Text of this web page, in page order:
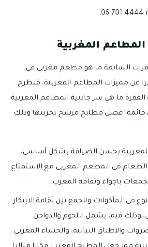
المغربية
السابقة ما هو مطعم مغربي في
عن مميزات المطاعم المغربية، فنطرح
ما هي سر جاذبية المطاعم المغربية
قائمة افضل مطابخ مرشح تجربتها وذلك
المغربية بحسن الضيافة بشكل أساسي،
الطعام في المطعم المغربي مع الاستمتاع
باجواء وثقافة المغرب.
في المأكولات والجمع بين ثقافة الابتكار
وذلك فيما يشمل اللحوم والدواجن
والاطباق النباتية، والحساء المغربي